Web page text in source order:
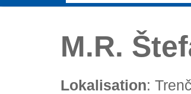
M.R.
Lokalisation: